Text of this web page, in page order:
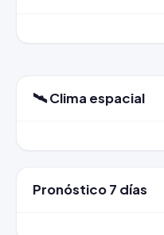
🛰️ Clima espacial
Pronóstico 7 días